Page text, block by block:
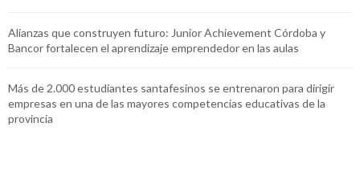
Alianzas que construyen futuro: Junior Achievement Córdoba y
Bancor fortalecen el aprendizaje emprendedor en las aulas
Más de 2.000 estudiantes santafesinos se entrenaron para dirigir
empresas en una de las mayores competencias educativas de la
provincia